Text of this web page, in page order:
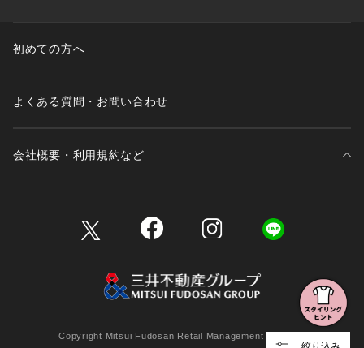
初めての方へ
よくある質問・お問い合わせ
会社概要・利用規約など
Copyright Mitsui Fudosan Retail Management Co., Ltd.